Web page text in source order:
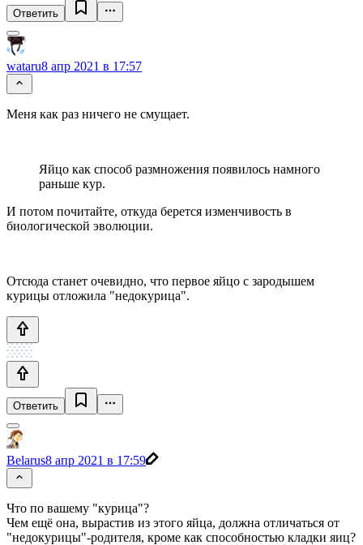
Ответить
wataru8 апр 2021 в 17:57
Меня как раз ничего не смущает.
Яйцо как способ размножения появилось намного
раньше кур.
И потом почитайте, откуда берется изменчивость в
биологической эволюции.
Отсюда станет очевидно, что первое яйцо с зародышем
курицы отложила "недокурица".
Ответить
Belarus8 апр 2021 в 17:59
Что по вашему "курица"?
Чем ещё она, вырастив из этого яйца, должна отличаться от
"недокурицы"-родителя, кроме как способностью кладки яиц?